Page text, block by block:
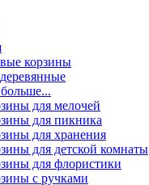
корзины
для мелочей
для пикника
для хранения
для детской комнаты
для флористики
с ручками